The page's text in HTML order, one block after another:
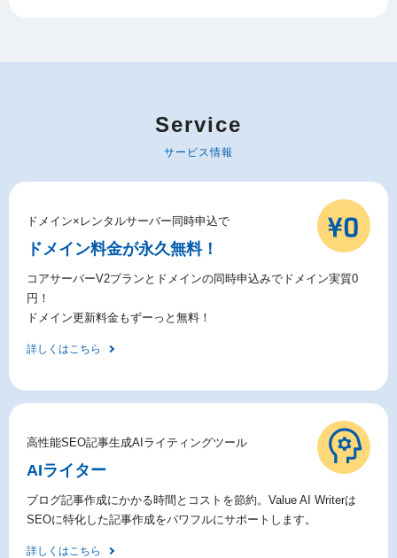
Service
サービス情報
ドメイン×レンタルサーバー同時申込で
ドメイン料金が永久無料！
コアサーバーV2プランとドメインの同時申込みでドメイン実質0
円！
ドメイン更新料金もずーっと無料！
詳しくはこちら
高性能SEO記事生成AIライティングツール
AIライター
ブログ記事作成にかかる時間とコストを節約。Value AI Writerは
SEOに特化した記事作成をパワフルにサポートします。
詳しくはこちら